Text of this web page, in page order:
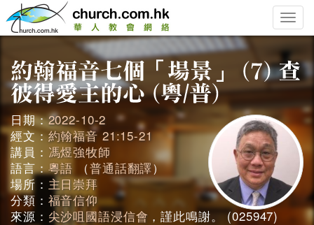
Toggle
日期：2022-10-2
經文：約翰福音 21:15-21
講員： 馮煜強牧師
語言：粵語 （普通話翻譯）
場所： 主日崇拜
分類： 福音信仰
來源： 尖沙咀國語浸信會 ，謹此鳴謝。 (025947)